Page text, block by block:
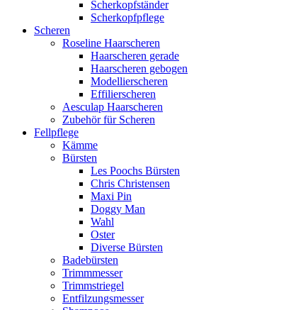
Scherkopfständer
Scherkopfpflege
Scheren
Roseline Haarscheren
Haarscheren gerade
Haarscheren gebogen
Modellierscheren
Effilierscheren
Aesculap Haarscheren
Zubehör für Scheren
Fellpflege
Kämme
Bürsten
Les Poochs Bürsten
Chris Christensen
Maxi Pin
Doggy Man
Wahl
Oster
Diverse Bürsten
Badebürsten
Trimmmesser
Trimmstriegel
Entfilzungsmesser